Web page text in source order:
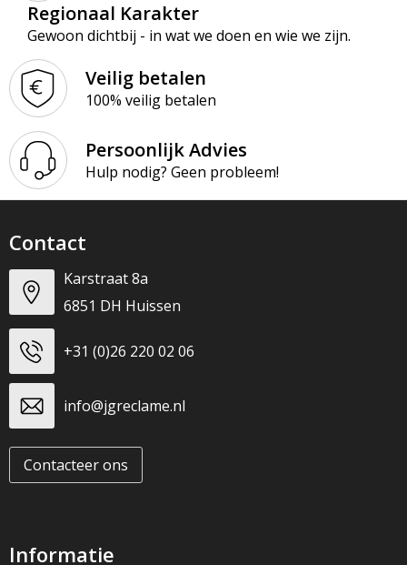
Regionaal Karakter
Gewoon dichtbij - in wat we doen en wie we zijn.
Veilig betalen
100% veilig betalen
Persoonlijk Advies
Hulp nodig? Geen probleem!
Contact
Karstraat 8a
6851 DH Huissen
+31 (0)26 220 02 06
info@jgreclame.nl
Contacteer ons
Informatie